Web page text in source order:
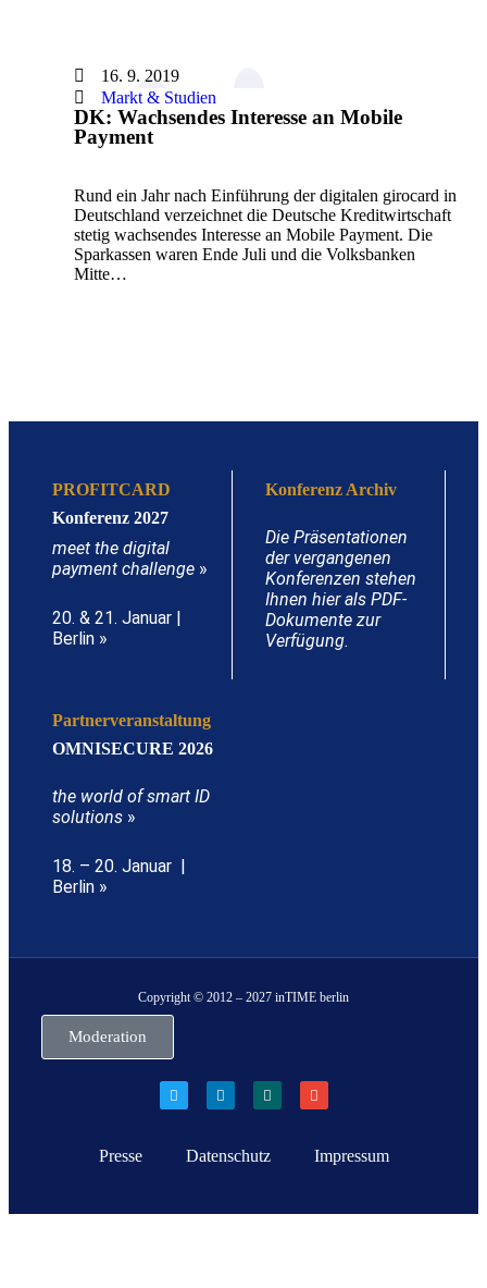
16. 9. 2019
Markt & Studien
DK: Wachsendes Interesse an Mobile
Payment
Rund ein Jahr nach Einführung der digitalen girocard in
Deutschland verzeichnet die Deutsche Kreditwirtschaft
stetig wachsendes Interesse an Mobile Payment. Die
Sparkassen waren Ende Juli und die Volksbanken
Mitte…
PROFITCARD
Konferenz 2027
meet the digital
payment challenge »
20. & 21. Januar |
Berlin »
Konferenz Archiv
Die Präsentationen
der vergangenen
Konferenzen stehen
Ihnen hier als PDF-
Dokumente zur
Verfügung.
Partnerveranstaltung
OMNISECURE 2026
the world of smart ID
solutions »
18. – 20. Januar |
Berlin »
Copyright © 2012 – 2027 inTIME berlin
Moderation
Presse Datenschutz Impressum